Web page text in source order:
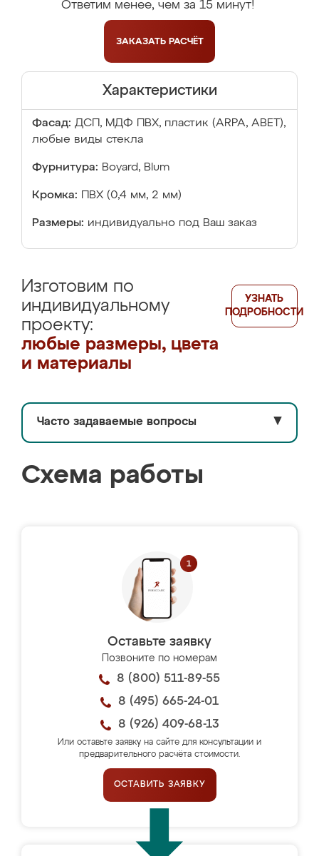
Ответим менее, чем за 15 минут!
ЗАКАЗАТЬ РАСЧЁТ
Характеристики
Фасад: ДСП, МДФ ПВХ, пластик (ARPA, ABET),
любые виды стекла
Фурнитура: Boyard, Blum
Кромка: ПВХ (0,4 мм, 2 мм)
Размеры: индивидуально под Ваш заказ
Изготовим по
индивидуальному
проекту:
любые размеры, цвета
и материалы
УЗНАТЬ
ПОДРОБНОСТИ
Часто задаваемые вопросы ▼
Схема работы
Оставьте заявку
Позвоните по номерам
8 (800) 511-89-55
8 (495) 665-24-01
8 (926) 409-68-13
Или оставьте заявку на сайте для консультации и
предварительного расчёта стоимости.
ОСТАВИТЬ ЗАЯВКУ